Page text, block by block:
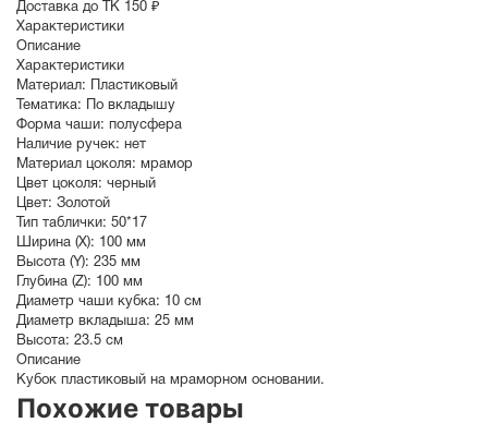
Доставка до ТК 150 ₽
Характеристики
Описание
Характеристики
Материал: Пластиковый
Тематика:
По вкладышу
Форма чаши: полусфера
Наличие ручек: нет
Материал цоколя: мрамор
Цвет цоколя: черный
Цвет: Золотой
Тип таблички: 50*17
Ширина (X): 100 мм
Высота (Y): 235 мм
Глубина (Z): 100 мм
Диаметр чаши кубка: 10 см
Диаметр вкладыша: 25 мм
Высота: 23.5 см
Описание
Кубок пластиковый на мраморном основании.
Похожие товары